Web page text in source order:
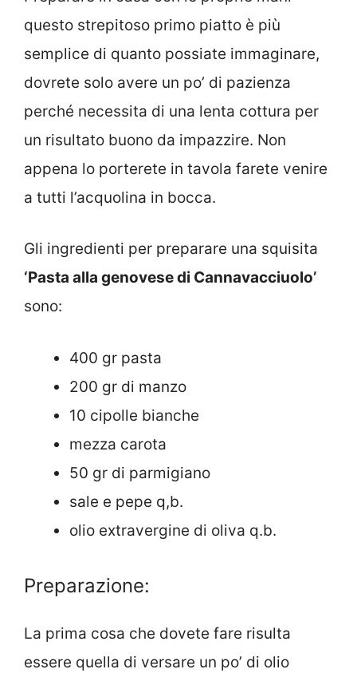
questo strepitoso primo piatto è più
semplice di quanto possiate immaginare,
dovrete solo avere un po’ di pazienza
perché necessita di una lenta cottura per
un risultato buono da impazzire. Non
appena lo porterete in tavola farete venire
a tutti l’acquolina in bocca.
Gli ingredienti per preparare una squisita
‘Pasta alla genovese di Cannavacciuolo’
sono:
400 gr pasta
200 gr di manzo
10 cipolle bianche
mezza carota
50 gr di parmigiano
sale e pepe q,b.
olio extravergine di oliva q.b.
Preparazione:
La prima cosa che dovete fare risulta
essere quella di versare un po’ di olio